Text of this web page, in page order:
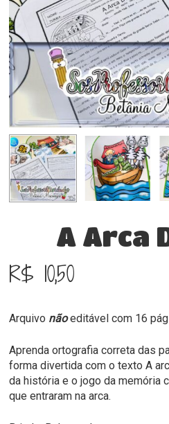
A Arca
R$ 10,50
Arquivo nãoeditável com 16
Aprenda ortografia correta das
forma divertida com o texto A
da história e o jogo da memória
que entraram na arca.